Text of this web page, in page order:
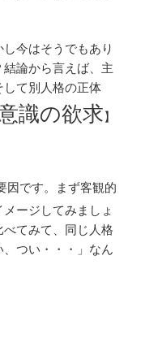
今はそうでもあり
論から言えば、主
て別人格の正体
識の欲求】
因です。まず客観的
ージしてみましょ
てみて、同じ人格
つい・・・」なん